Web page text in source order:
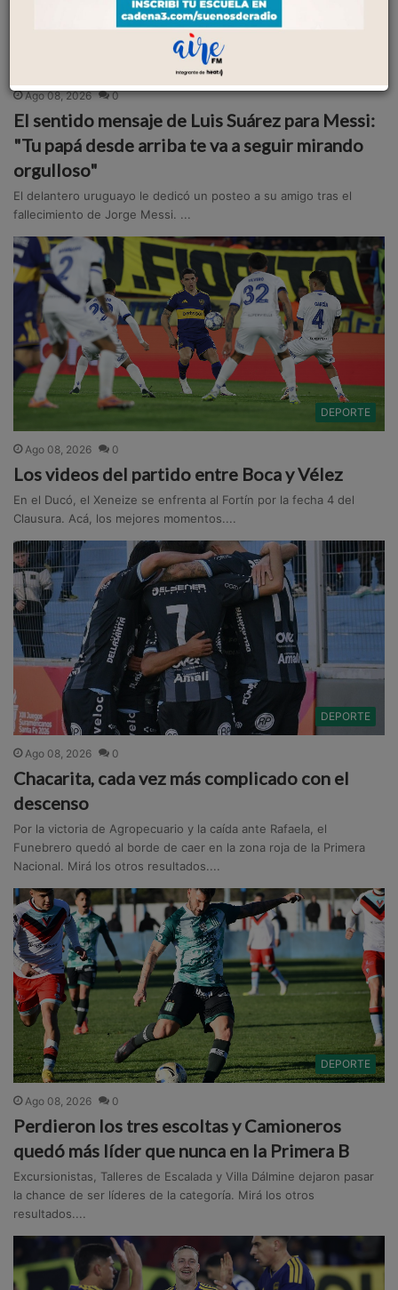
Ago 08, 2026 0
El sentido mensaje de Luis Suárez para Messi:
"Tu papá desde arriba te va a seguir mirando
orgulloso"
El delantero uruguayo le dedicó un posteo a su amigo tras el
fallecimiento de Jorge Messi. ...
DEPORTE
Ago 08, 2026 0
Los videos del partido entre Boca y Vélez
En el Ducó, el Xeneize se enfrenta al Fortín por la fecha 4 del
Clausura. Acá, los mejores momentos....
DEPORTE
Ago 08, 2026 0
Chacarita, cada vez más complicado con el
descenso
Por la victoria de Agropecuario y la caída ante Rafaela, el
Funebrero quedó al borde de caer en la zona roja de la Primera
Nacional. Mirá los otros resultados....
DEPORTE
Ago 08, 2026 0
Perdieron los tres escoltas y Camioneros
quedó más líder que nunca en la Primera B
Excursionistas, Talleres de Escalada y Villa Dálmine dejaron pasar
la chance de ser líderes de la categoría. Mirá los otros
resultados....